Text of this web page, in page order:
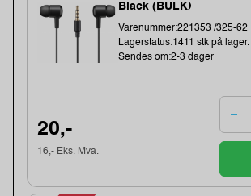
Black (BULK)
Varenummer:221353 /325-62
Lagerstatus:1411 stk på lager.
Sendes om:2-3 dager
20,-
16,- Eks. Mva.